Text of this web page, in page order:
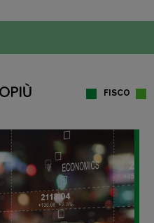
FISCO